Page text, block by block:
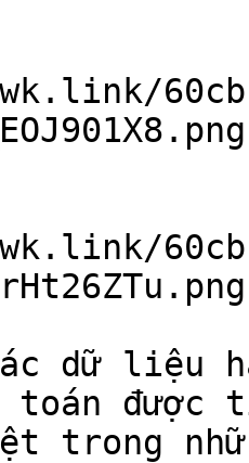
dữ liệu
được
trong